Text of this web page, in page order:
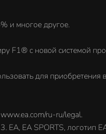
и многое другое.
F1® с новой системой
для приобретения
ru-ru/legal.
EA SPORTS, логотип